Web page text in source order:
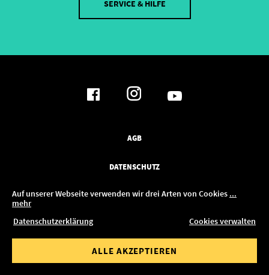
IM KONFIGURATOR ANPASSEN
Auf unserer Webseite verwenden wir drei Arten von Cookies ...
mehr
Datenschutzerklärung
Cookies verwalten
ALLE AKZEPTIEREN
SERVICE & HILFE
AGB
DATENSCHUTZ
IMPRESSUM